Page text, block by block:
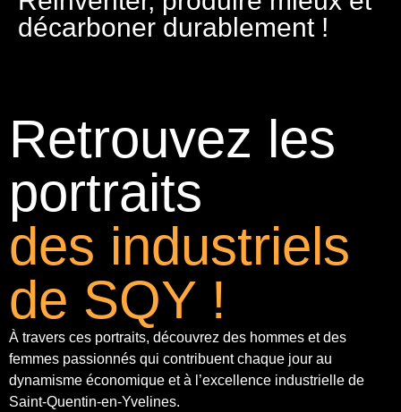
décarboner durablement !
Retrouvez les
portraits
des industriels
de SQY !
À travers ces portraits, découvrez des hommes et des
femmes passionnés qui contribuent chaque jour au
dynamisme économique et à l’excellence industrielle de
Saint-Quentin-en-Yvelines.